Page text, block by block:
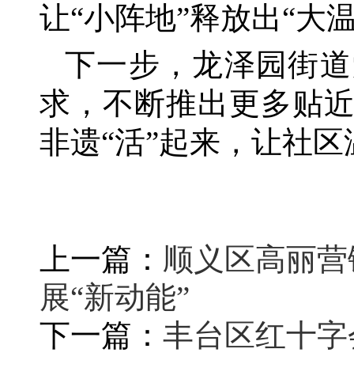
让“小阵地”释放出“大
下一步，龙泽园街
求，不断推出更多贴
非遗“活”起来，让社
上一篇： 顺义区高丽
展“新动能”
下一篇： 丰台区红十